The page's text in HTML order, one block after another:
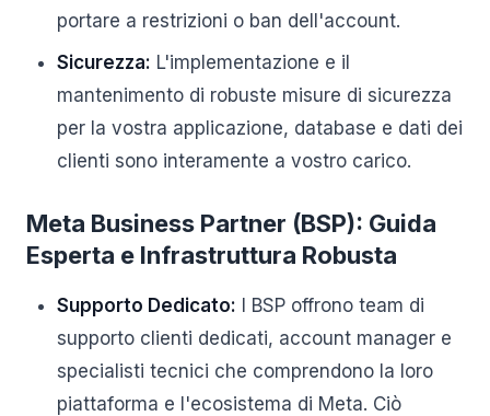
portare a restrizioni o ban dell'account.
Sicurezza: L'implementazione e il
mantenimento di robuste misure di sicurezza
per la vostra applicazione, database e dati dei
clienti sono interamente a vostro carico.
Meta Business Partner (BSP): Guida
Esperta e Infrastruttura Robusta
Supporto Dedicato: I BSP offrono team di
supporto clienti dedicati, account manager e
specialisti tecnici che comprendono la loro
piattaforma e l'ecosistema di Meta. Ciò